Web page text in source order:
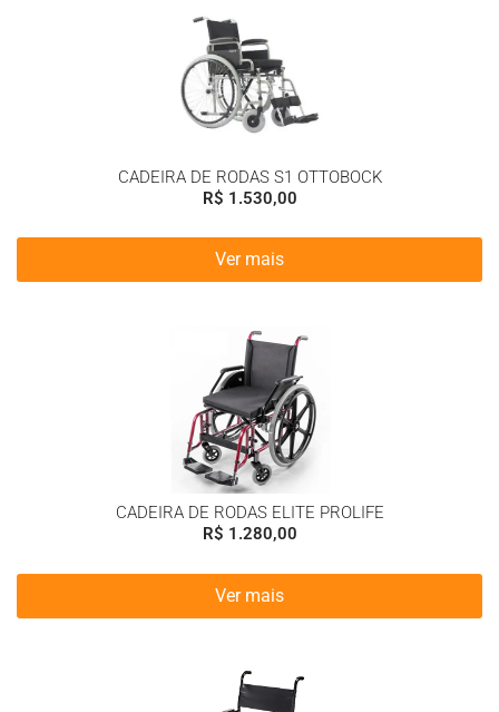
CADEIRA DE RODAS S1 OTTOBOCK
R$ 1.530,00
Ver mais
CADEIRA DE RODAS ELITE PROLIFE
R$ 1.280,00
Ver mais